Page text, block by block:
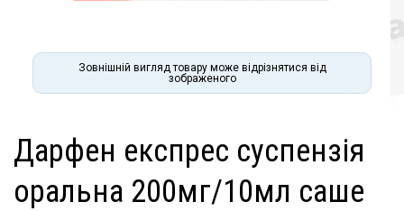
Зовнішній вигляд товару може відрізнятися від
зображеного
дарфен експрес суспензія
оральна 200мг/10мл саше